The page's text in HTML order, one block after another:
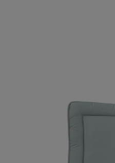
120 X 150 CM | VERT